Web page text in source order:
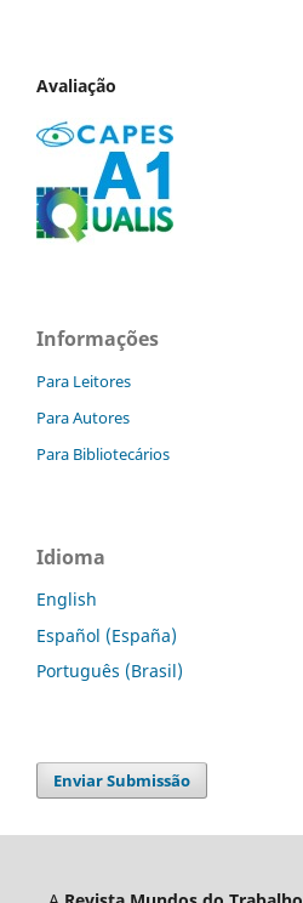
Avaliação
Informações
Para Leitores
Para Autores
Para Bibliotecários
Idioma
English
Español (España)
Português (Brasil)
Enviar Submissão